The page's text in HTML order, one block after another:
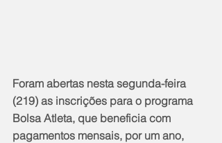
Foram abertas nesta segunda-feira
(219) as inscrições para o programa
Bolsa Atleta, que beneficia com
pagamentos mensais, por um ano,